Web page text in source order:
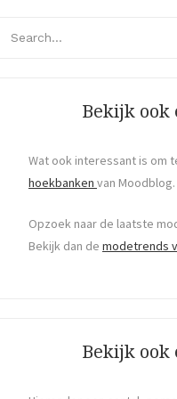
Bekijk ook
Wat ook interessant is om
hoekbanken van Moodblog.
Opzoek naar de laatste
Bekijk dan de modetrends
Bekijk ook